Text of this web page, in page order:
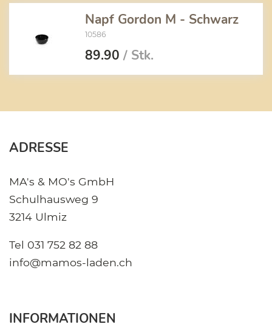
Napf Gordon M - Schwarz
10586
89.90 / Stk.
ADRESSE
MA's & MO's GmbH
Schulhausweg 9
3214 Ulmiz
Tel 031 752 82 88
info@mamos-laden.ch
INFORMATIONEN